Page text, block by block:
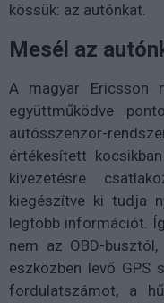
kössük: az autónkat.
Mesél az
A magyar Ericsson
együttműködve
autósszenzor-
értékesített
kivezetésre
kiegészítve ki tudja
legtöbb információt.
nem az OBD-
eszközben levő GPS
fordulatszámot, a